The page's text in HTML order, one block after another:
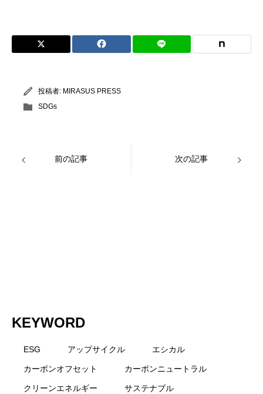
投稿者: MIRASUS PRESS
SDGs
前の記事 次の記事
KEYWORD
ESG アップサイクル エシカル
カーボンオフセット カーボンニュートラル
クリーンエネルギー サステナブル